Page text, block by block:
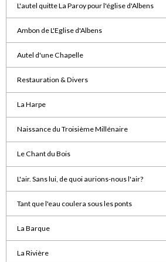
L'autel quitte La Paroy pour l'église d'Albens
Ambon de L'Eglise d'Albens
Autel d'une Chapelle
Restauration & Divers
La Harpe
Naissance du Troisième Millénaire
Le Chant du Bois
L'air. Sans lui, de quoi aurions-nous l'air?
Tant que l'eau coulera sous les ponts
La Barque
La Rivière